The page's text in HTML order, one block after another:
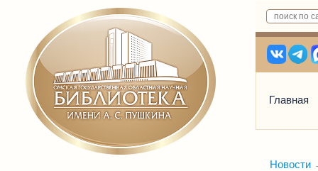
Главная
Новости